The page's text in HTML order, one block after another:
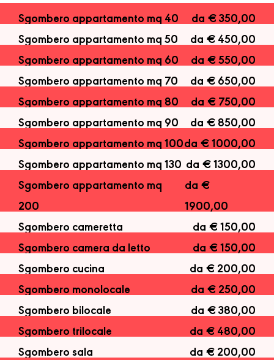
Sgombero appartamento mq 40
da € 350,00
Sgombero appartamento mq 50
da € 450,00
Sgombero appartamento mq 60
da € 550,00
Sgombero appartamento mq 70
da € 650,00
Sgombero appartamento mq 80
da € 750,00
Sgombero appartamento mq 90
da € 850,00
Sgombero appartamento mq 100da € 1000,00
Sgombero appartamento mq 130 da € 1300,00
Sgombero appartamento mq
200
da €
1900,00
Sgombero cameretta
da € 150,00
Sgombero camera da letto
da € 150,00
Sgombero cucina
da € 200,00
Sgombero monolocale
da € 250,00
Sgombero bilocale
da € 380,00
Sgombero trilocale
da € 480,00
Sgombero sala
da € 200,00